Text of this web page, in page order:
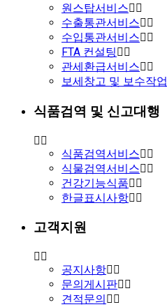
원스탑서비스
수출통관서비스
수입통관서비스
FTA 컨설팅
관세환급서비스
보세창고 및 보수작업
식품검역 및 신고대행
식품검역서비스
식물검역서비스
건강기능식품
한글표시사항
고객지원
공지사항
문의게시판
견적문의